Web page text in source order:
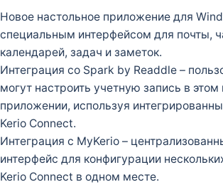
Новое настольное приложение для
специальным интерфейсом для почты,
календарей, задач и заметок.
Интеграция со Spark by Readdle –
могут настроить учетную запись в
приложении, используя
Kerio Connect.
Интеграция с MyKerio –
интерфейс для конфигурации
Kerio Connect в одном месте.